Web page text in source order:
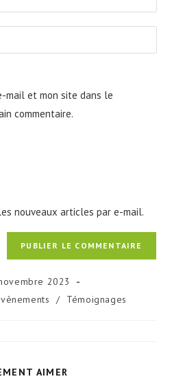
mail et mon site dans le
commentaire.
nouveaux articles par e-mail.
:
2023
/ Témoignages
AIMER